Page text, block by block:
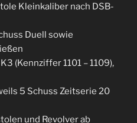
Kleinkaliber nach DSB-
Duell sowie
(Kennziffer 1101 – 1109),
5 Schuss Zeitserie 20
und Revolver ab